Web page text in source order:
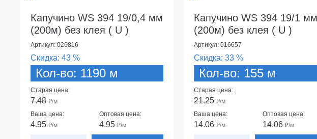
Капучино WS 394 19/0,4 мм
(200м) без клея ( U )
Артикул: 026816
Скидка: 43 %
Кол-во: 1190 м
Старая цена:
7.48 ₽/м
Ваша цена:
4.95 ₽/м
Оптовая цена:
4.95₽/м
Капучино WS 394 19/1 мм
(200м) без клея ( U )
Артикул: 016657
Скидка: 33 %
Кол-во: 155 м
Старая цена:
21.25 ₽/м
Ваша цена:
14.06 ₽/м
Оптовая цена:
14.06₽/м